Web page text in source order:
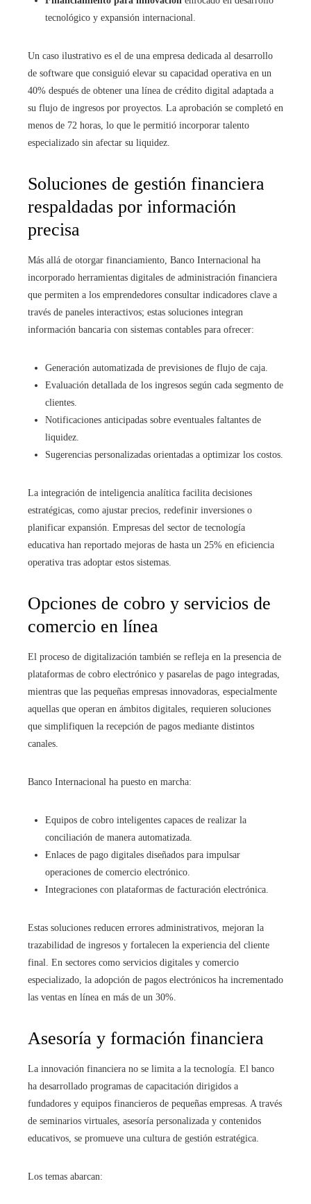
tecnológico y expansión internacional.
Un caso ilustrativo es el de una empresa dedicada al desarrollo
de software que consiguió elevar su capacidad operativa en un
40% después de obtener una línea de crédito digital adaptada a
su flujo de ingresos por proyectos. La aprobación se completó en
menos de 72 horas, lo que le permitió incorporar talento
especializado sin afectar su liquidez.
Soluciones de gestión financiera
respaldadas por información
precisa
Más allá de otorgar financiamiento, Banco Internacional ha
incorporado herramientas digitales de administración financiera
que permiten a los emprendedores consultar indicadores clave a
través de paneles interactivos; estas soluciones integran
información bancaria con sistemas contables para ofrecer:
Generación automatizada de previsiones de flujo de caja.
Evaluación detallada de los ingresos según cada segmento de
clientes.
Notificaciones anticipadas sobre eventuales faltantes de
liquidez.
Sugerencias personalizadas orientadas a optimizar los costos.
La integración de inteligencia analítica facilita decisiones
estratégicas, como ajustar precios, redefinir inversiones o
planificar expansión. Empresas del sector de tecnología
educativa han reportado mejoras de hasta un 25% en eficiencia
operativa tras adoptar estos sistemas.
Opciones de cobro y servicios de
comercio en línea
El proceso de digitalización también se refleja en la presencia de
plataformas de cobro electrónico y pasarelas de pago integradas,
mientras que las pequeñas empresas innovadoras, especialmente
aquellas que operan en ámbitos digitales, requieren soluciones
que simplifiquen la recepción de pagos mediante distintos
canales.
Banco Internacional ha puesto en marcha:
Equipos de cobro inteligentes capaces de realizar la
conciliación de manera automatizada.
Enlaces de pago digitales diseñados para impulsar
operaciones de comercio electrónico.
Integraciones con plataformas de facturación electrónica.
Estas soluciones reducen errores administrativos, mejoran la
trazabilidad de ingresos y fortalecen la experiencia del cliente
final. En sectores como servicios digitales y comercio
especializado, la adopción de pagos electrónicos ha incrementado
las ventas en línea en más de un 30%.
Asesoría y formación financiera
La innovación financiera no se limita a la tecnología. El banco
ha desarrollado programas de capacitación dirigidos a
fundadores y equipos financieros de pequeñas empresas. A través
de seminarios virtuales, asesoría personalizada y contenidos
educativos, se promueve una cultura de gestión estratégica.
Los temas abarcan: